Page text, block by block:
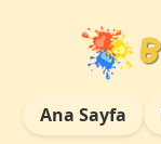
Ana Sayfa